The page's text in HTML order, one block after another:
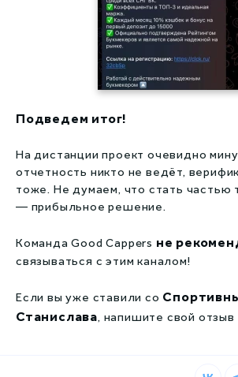
Подведем итог!
На дистанции проект очевидно
отчетность никто не ведёт,
тоже. Не думаем, что стать частью
— прибыльное решение.
Команда Good Cappers не
связываться с этим каналом!
Если вы уже ставили со
Станислава, напишите свой отзыв